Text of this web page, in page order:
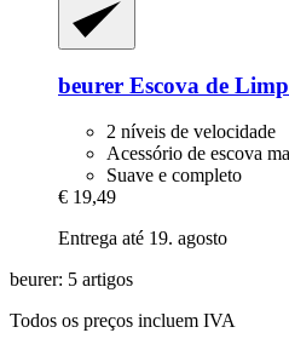
beurer Escova de
2 níveis de velocidade
Acessório de escova
Suave e completo
€ 19,49
Entrega até 19. agosto
beurer: 5 artigos
Todos os preços incluem IVA